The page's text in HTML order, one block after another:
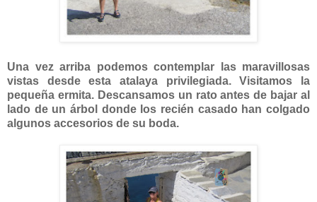
Una vez arriba podemos contemplar las maravillosas
vistas desde esta atalaya privilegiada. Visitamos la
pequeña ermita. Descansamos un rato antes de bajar al
lado de un árbol donde los recién casado han colgado
algunos accesorios de su boda.